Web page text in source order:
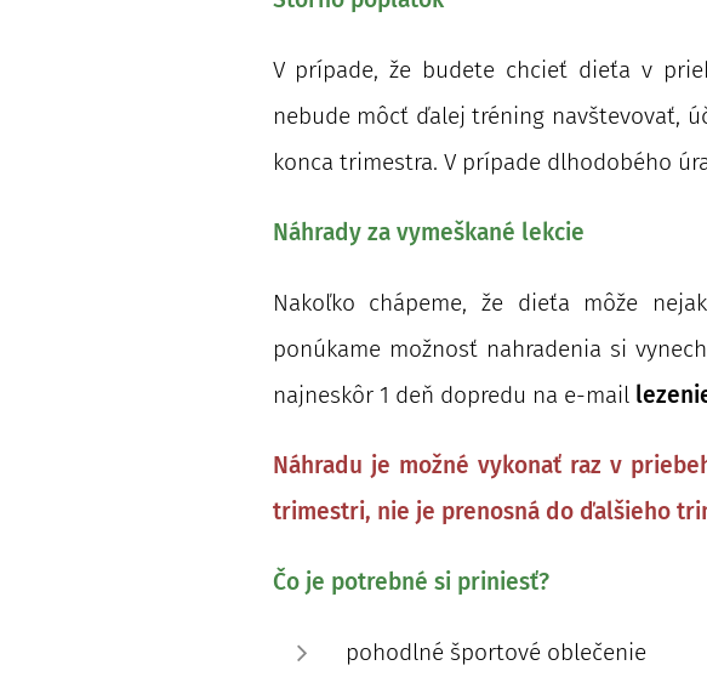
V prípade, že budete chcieť dieťa v
nebude môcť ďalej tréning navštevovať,
konca trimestra. V prípade dlhodobého
Náhrady za vymeškané lekcie
Nakoľko chápeme, že dieťa môže
ponúkame možnosť nahradenia si
najneskôr 1 deň dopredu na e-mail
Náhradu je možné vykonať raz v
trimestri, nie je prenosná do ďalšieho
Čo je potrebné si priniesť?
pohodlné športové oblečenie